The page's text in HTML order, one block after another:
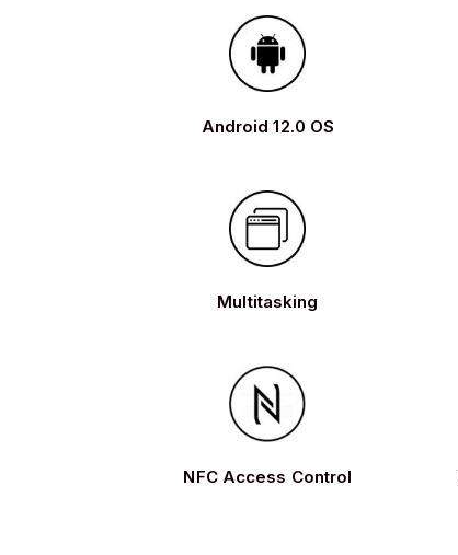
Android 12.0 OS
Multitasking
NFC Access Control